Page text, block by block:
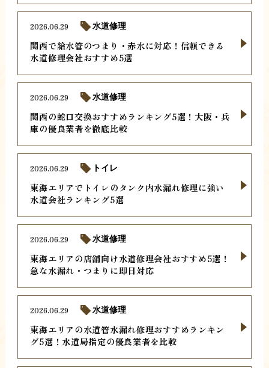
関西で給水管のつまり・赤水に対応！信頼できる
水道修理会社おすすめ5選
2026.06.29 水道修理
関西の蛇口交換おすすめランキング5選！大阪・兵
庫の優良業者を徹底比較
2026.06.29 水道修理
東海エリアでトイレのタンク内水漏れ修理に強い
水道会社ランキング5選
2026.06.29 トイレ
東海エリアの店舗向け水道修理会社おすすめ5選！
急な水漏れ・つまりに即日対応
2026.06.29 水道修理
東海エリアの水道管水漏れ修理おすすめランキン
グ5選！水道局指定の優良業者を比較
2026.06.29 水道修理